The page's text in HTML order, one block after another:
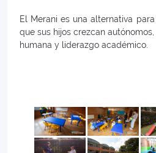
El Merani es una alternativa
que sus hijos crezcan
humana y liderazgo académico.